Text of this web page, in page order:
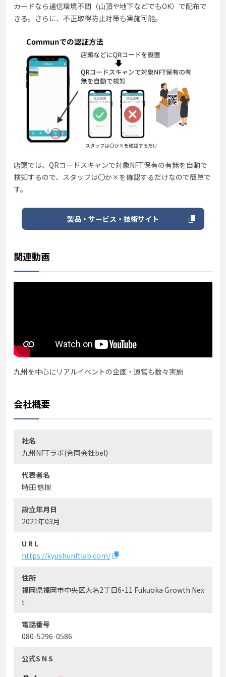
カードなら通信環境不問（山頂や地下などでもOK）で配布で
きる。さらに、不正取得防止対策も実施可能。
店頭では、QRコードスキャンで対象NFT保有の有無を自動で
検知するので、スタッフは〇か×を確認するだけなので簡単で
す。
製品・サービス・技術サイト
関連動画
九州を中心にリアルイベントの企画・運営も数々実施
会社概要
社名
九州NFTラボ(合同会社bel)
代表者名
時田 悠樹
設立年月日
2021年03月
U R L
https://kyushunftlab.com/
住所
福岡県福岡市中央区大名2丁目6-11 Fukuoka Growth Nex
t
電話番号
080-5296-0586
公式S N S